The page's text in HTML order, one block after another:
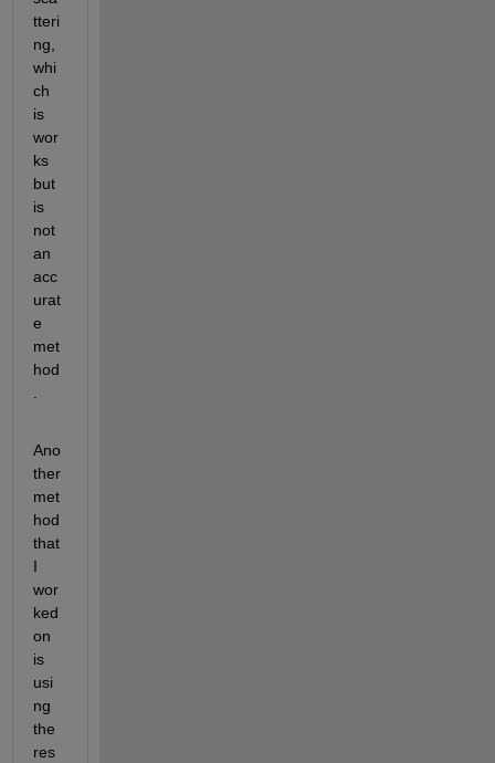
tteri
ng,
whi
ch
is
wor
ks
but
is
not
an
acc
urat
e
met
hod
Ano
ther
met
hod
that
I
wor
ked
on
is
usi
ng
the
res